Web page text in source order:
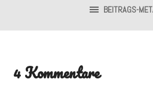
BEITRAGS-
4 Kommentare